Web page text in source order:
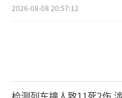
2026-08-08 20:57:12